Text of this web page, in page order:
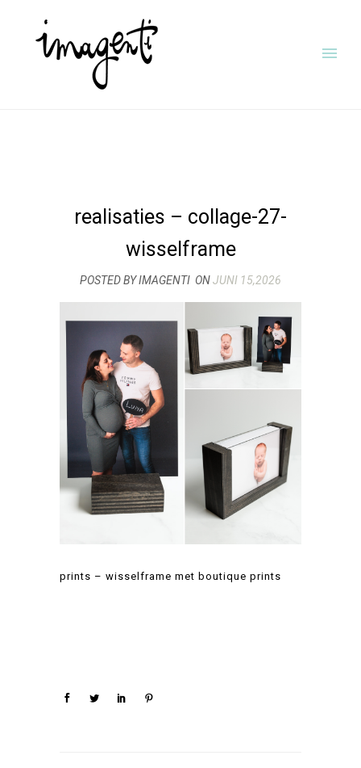
realisaties – collage-27-
wisselframe
POSTED BY IMAGENTI ONJUNI 15,2026
prints – wisselframe met boutique prints